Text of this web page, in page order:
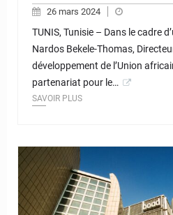
26 mars 2024
TUNIS, Tunisie – Dans le cadre
Nardos Bekele-Thomas,
développement de l’Union
partenariat pour le…
SAVOIR PLUS